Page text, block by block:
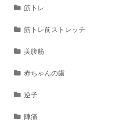
筋トレ
筋トレ前ストレッチ
美腹筋
赤ちゃんの歯
逆子
陣痛